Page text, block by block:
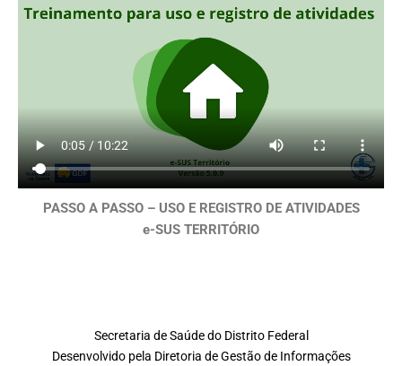
PASSO A PASSO – USO E REGISTRO DE ATIVIDADES
e-SUS TERRITÓRIO
Secretaria de Saúde do Distrito Federal
Desenvolvido pela Diretoria de Gestão de Informações